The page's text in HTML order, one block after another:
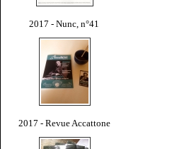
2017 - Nunc, n°41
2017 - Revue Accattone